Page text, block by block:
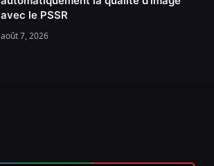
avec le PSSR
août 7, 2026